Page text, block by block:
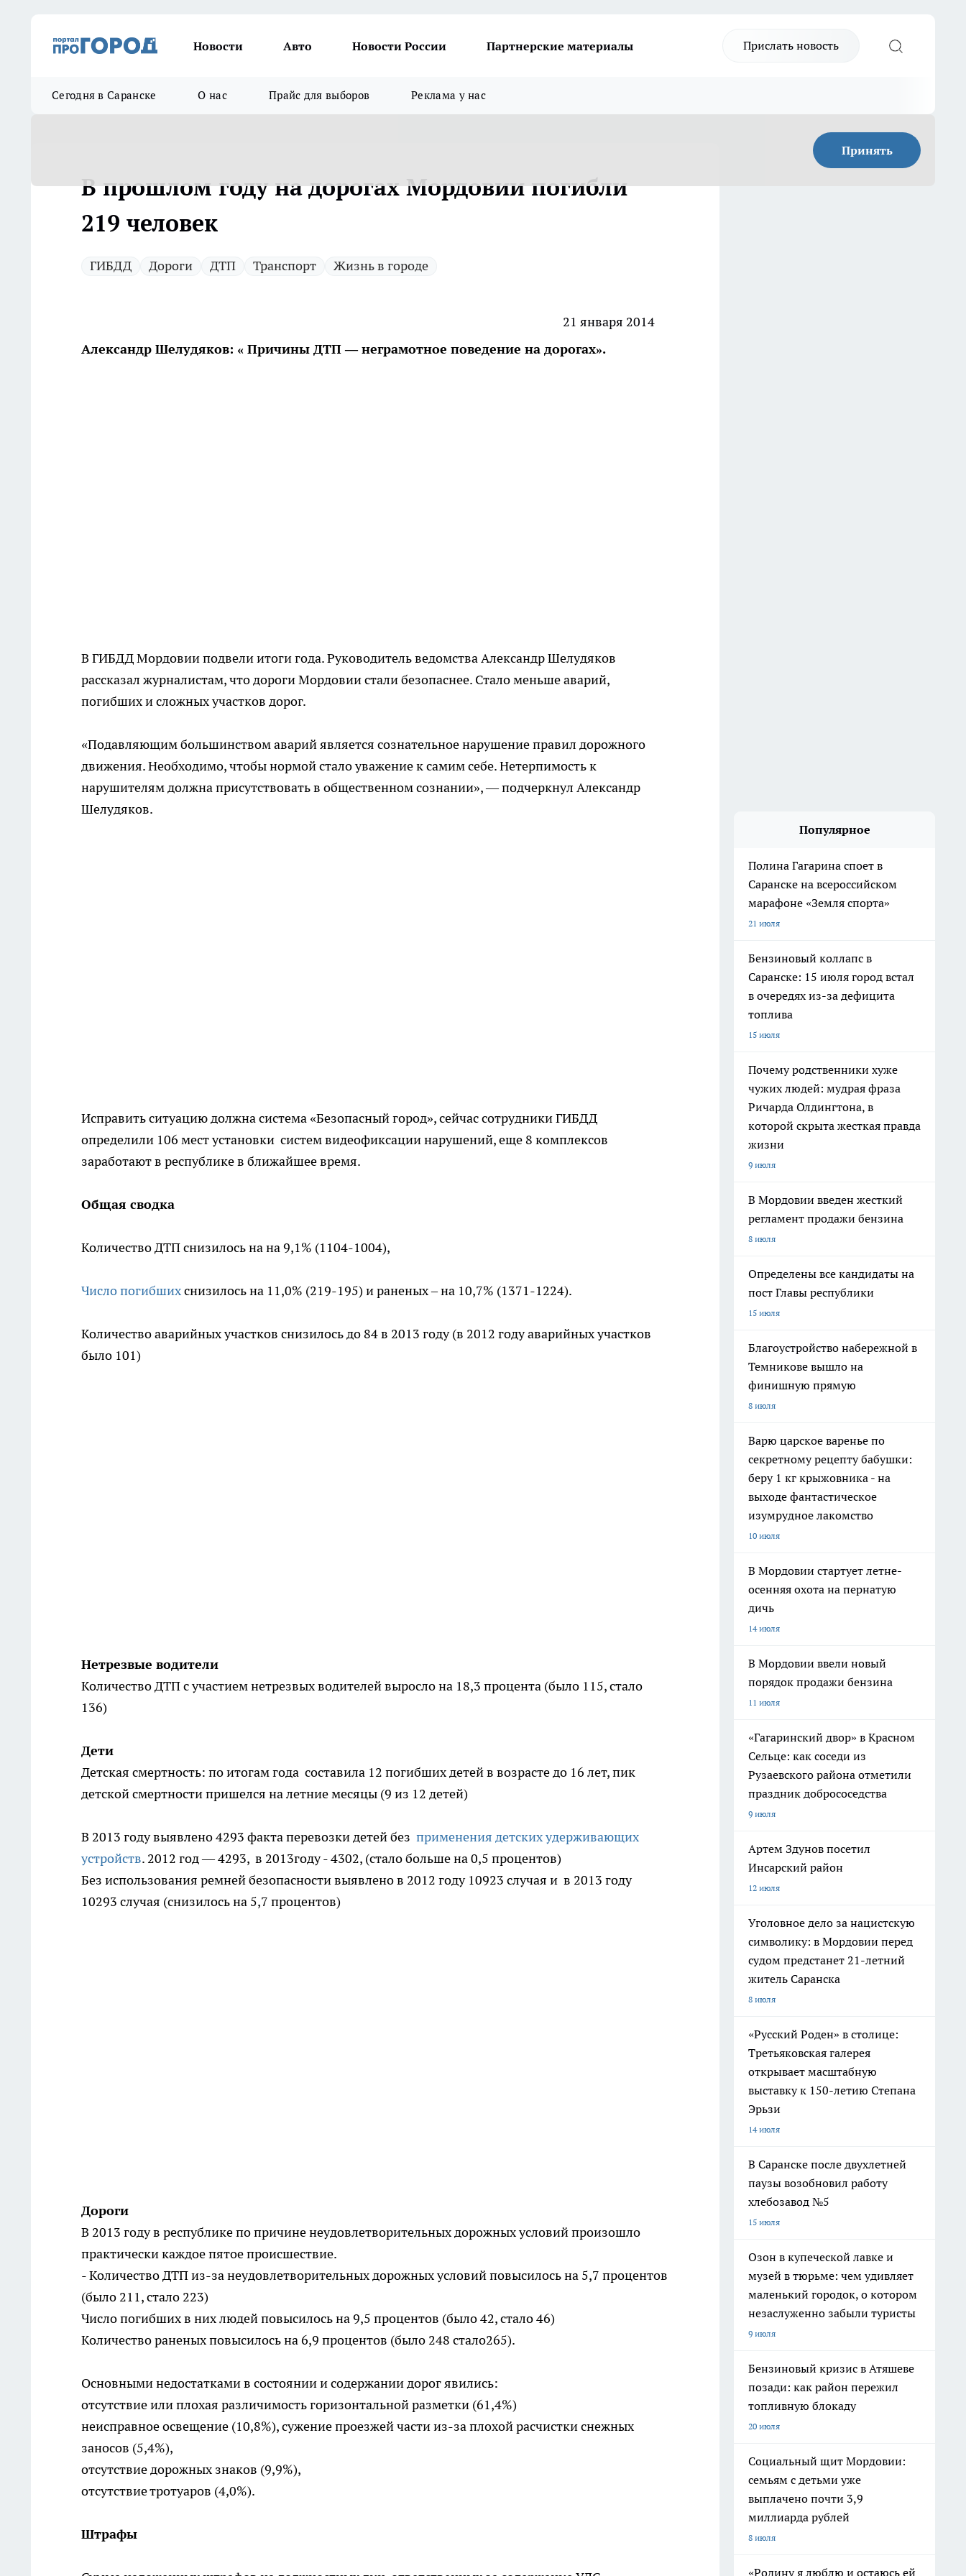
Новости Авто Новости России Партнерские материалы Прислать новость
Сегодня в Саранске О нас Прайс для выборов Реклама у нас
Принять
В прошлом году на дорогах Мордовии погибли
219 человек
ГИБДД Дороги ДТП Транспорт Жизнь в городе
21 января 2014
Александр Шелудяков: « Причины ДТП — неграмотное поведение на дорогах».
В ГИБДД Мордовии подвели итоги года. Руководитель ведомства Александр Шелудяков
рассказал журналистам, что дороги Мордовии стали безопаснее. Стало меньше аварий,
погибших и сложных участков дорог.
«Подавляющим большинством аварий является сознательное нарушение правил дорожного
движения. Необходимо, чтобы нормой стало уважение к самим себе. Нетерпимость к
нарушителям должна присутствовать в общественном сознании», — подчеркнул Александр
Шелудяков.
Исправить ситуацию должна система «Безопасный город», сейчас сотрудники ГИБДД
определили 106 мест установки систем видеофиксации нарушений, еще 8 комплексов
заработают в республике в ближайшее время.
Общая сводка
Количество ДТП снизилось на на 9,1% (1104-1004),
Число погибшихснизилось на 11,0% (219-195) и раненых – на 10,7% (1371-1224).
Количество аварийных участков снизилось до 84 в 2013 году (в 2012 году аварийных участков
было 101)
Нетрезвые водители
Количество ДТП с участием нетрезвых водителей выросло на 18,3 процента (было 115, стало
136)
Дети
Детская смертность: по итогам года составила 12 погибших детей в возрасте до 16 лет, пик
детской смертности пришелся на летние месяцы (9 из 12 детей)
В 2013 году выявлено 4293 факта перевозки детей без применения детских удерживающих
устройств. 2012 год — 4293, в 2013году - 4302, (стало больше на 0,5 процентов)
Без использования ремней безопасности выявлено в 2012 году 10923 случая и в 2013 году
10293 случая (снизилось на 5,7 процентов)
Дороги
В 2013 году в республике по причине неудовлетворительных дорожных условий произошло
практически каждое пятое происшествие.
- Количество ДТП из-за неудовлетворительных дорожных условий повысилось на 5,7 процентов
(было 211, стало 223)
Число погибших в них людей повысилось на 9,5 процентов (было 42, стало 46)
Количество раненых повысилось на 6,9 процентов (было 248 стало265).
Основными недостатками в состоянии и содержании дорог явились:
отсутствие или плохая различимость горизонтальной разметки (61,4%)
неисправное освещение (10,8%), сужение проезжей части из-за плохой расчистки снежных
заносов (5,4%),
отсутствие дорожных знаков (9,9%),
отсутствие тротуаров (4,0%).
Штрафы
Популярное
Полина Гагарина споет в
Саранске на всероссийском
марафоне «Земля спорта»
21 июля
Бензиновый коллапс в
Саранске: 15 июля город встал
в очередях из-за дефицита
топлива
15 июля
Почему родственники хуже
чужих людей: мудрая фраза
Ричарда Олдингтона, в
которой скрыта жесткая правда
жизни
9 июля
В Мордовии введен жесткий
регламент продажи бензина
8 июля
Определены все кандидаты на
пост Главы республики
15 июля
Благоустройство набережной в
Темникове вышло на
финишную прямую
8 июля
Варю царское варенье по
секретному рецепту бабушки:
беру 1 кг крыжовника - на
выходе фантастическое
изумрудное лакомство
10 июля
В Мордовии стартует летне-
осенняя охота на пернатую
дичь
14 июля
В Мордовии ввели новый
порядок продажи бензина
11 июля
«Гагаринский двор» в Красном
Сельце: как соседи из
Рузаевского района отметили
праздник добрососедства
9 июля
Артем Здунов посетил
Инсарский район
12 июля
Уголовное дело за нацистскую
символику: в Мордовии перед
судом предстанет 21-летний
житель Саранска
8 июля
«Русский Роден» в столице:
Третьяковская галерея
открывает масштабную
выставку к 150-летию Степана
Эрьзи
14 июля
В Саранске после двухлетней
паузы возобновил работу
хлебозавод №5
15 июля
Озон в купеческой лавке и
музей в тюрьме: чем удивляет
маленький городок, о котором
незаслуженно забыли туристы
9 июля
Бензиновый кризис в Атяшеве
позади: как район пережил
топливную блокаду
20 июля
Социальный щит Мордовии:
семьям с детьми уже
выплачено почти 3,9
миллиарда рублей
8 июля
«Родину я люблю и остаюсь ей